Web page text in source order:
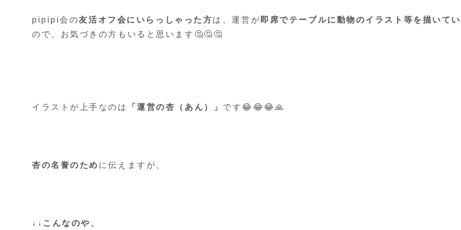
pipipi会の友活オフ会にいらっしゃった方は、運営が 即席でテーブルに動物のイラスト等を描いて
ので、お気づきの方もいると思います🤔🤔🤔
イラストが上手なのは 「運営の杏（あん）」 です😂😂😂🙏
杏の名誉のため に伝えますが、
↓↓こんなのや、